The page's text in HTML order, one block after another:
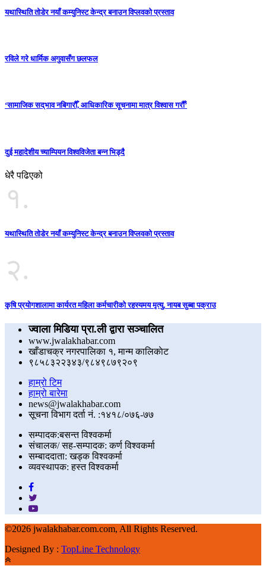
यथास्थिति तोडेर नयाँ कम्युनिस्ट केन्द्र बनाउन विप्लवको प्रस्ताव
रविले गरे धार्मिक अगुवासँग छलफल
‘सामाजिक सद्‌भाव नबिगारौँ, आधिकारिक सूचनामा मात्र विश्वास गरौँ’
दुई महादेशीय च्याम्पियन विश्वविजेता बन्न भिड्दै
धेरै पढिएको
१.
यथास्थिति तोडेर नयाँ कम्युनिस्ट केन्द्र बनाउन विप्लवको प्रस्ताव
२.
कृषि प्रयोगशालामा कार्यरत महिला कर्मचारीको रहस्यमय मृत्यु, नायब सुब्बा पक्राउ
ज्वाला मिडिया प्रा.ली द्वारा सञ्चालित
www.jwalakhabar.com
खाँडाचक्र नगरपालिका १, मान्म कालिकाेट
९८५८३२२३४३/९८४९८७९२०९
हाम्रो टिम
हाम्रो बारेमा
news@jwalakhabar.com
सूचना विभाग दर्ता नं. :१४१८/०७६-७७
सम्पादक:बसन्त विश्वकर्मा
संचालक/ सह-सम्पादक: कर्ण विश्वकर्मा
सम्बाददाता: खड्क विश्वकर्मा
व्यवस्थापक: हस्त विश्वकर्मा
©2026 jwalakhabar.com.com, All Rights Reserved.
Designed By : TopLine Technology